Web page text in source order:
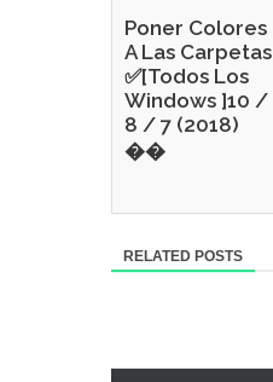
Poner Colores
A Las Carpetas
✅[Todos Los
Windows ]10 /
8 / 7 (2018)
��
RELATED POSTS